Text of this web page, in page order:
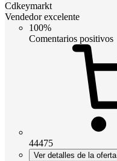
Cdkeymarkt
Vendedor excelente
100%
Comentarios positivos
44475
Ver detalles de la oferta